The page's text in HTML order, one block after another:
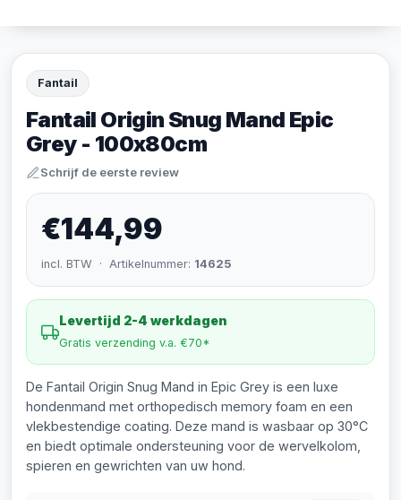
Fantail
Fantail Origin Snug Mand Epic
Grey - 100x80cm
Schrijf de eerste review
€144,99
incl. BTW · Artikelnummer: 14625
Levertijd 2-4 werkdagen
Gratis verzending v.a. €70*
De Fantail Origin Snug Mand in Epic Grey is een luxe
hondenmand met orthopedisch memory foam en een
vlekbestendige coating. Deze mand is wasbaar op 30°C
en biedt optimale ondersteuning voor de wervelkolom,
spieren en gewrichten van uw hond.